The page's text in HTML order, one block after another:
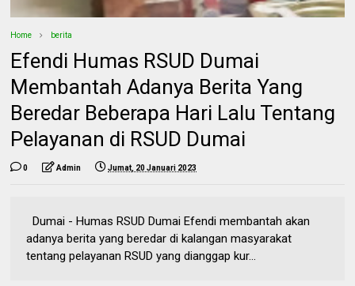
Home berita
Efendi Humas RSUD Dumai
Membantah Adanya Berita Yang
Beredar Beberapa Hari Lalu Tentang
Pelayanan di RSUD Dumai
0 Admin Jumat, 20 Januari 2023
Dumai - Humas RSUD Dumai Efendi membantah akan
adanya berita yang beredar di kalangan masyarakat
tentang pelayanan RSUD yang dianggap kur...